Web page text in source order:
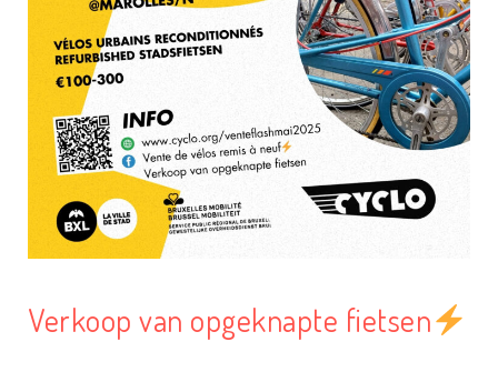
Verkoop van opgeknapte fietsen